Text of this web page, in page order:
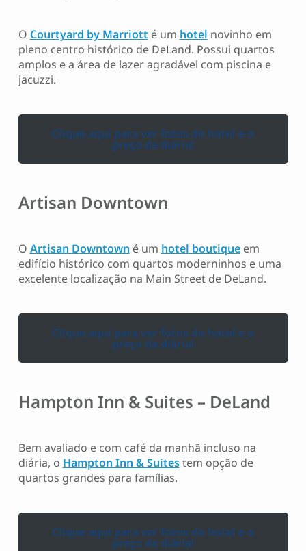
O Courtyard by Marriott é um hotel novinho em
pleno centro histórico de DeLand. Possui quartos
amplos e a área de lazer agradável com piscina e
jacuzzi.
Clique aqui para ver fotos do hotel e o
preço da diária!
Artisan Downtown
O Artisan Downtown é um hotel boutiqueem
edifício histórico com quartos moderninhos e uma
excelente localização na Main Street de DeLand.
Clique aqui para ver fotos do hotel e o
preço da diária!
Hampton Inn & Suites – DeLand
Bem avaliado e com café da manhã incluso na
diária, o Hampton Inn & Suitestem opção de
quartos grandes para famílias.
Clique aqui para ver fotos do hotel e o
preço da diária!